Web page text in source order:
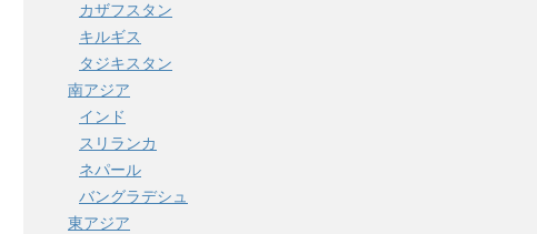
カザフスタン
キルギス
タジキスタン
南アジア
インド
スリランカ
ネパール
バングラデシュ
東アジア